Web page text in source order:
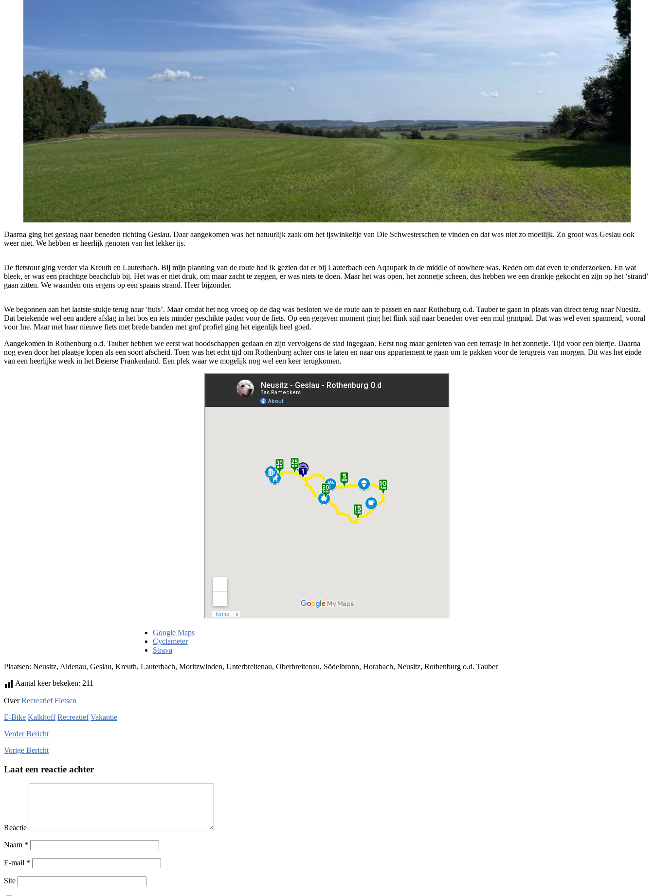
Daarna ging het gestaag naar beneden richting Geslau. Daar aangekomen was het natuurlijk zaak om het ijswinkeltje van Die Schwesterschen te vinden en dat was niet zo moeilijk. Zo groot was Geslau ook
weer niet. We hebben er heerlijk genoten van het lekker ijs.
De fietstour ging verder via Kreuth en Lauterbach. Bij mijn planning van de route had ik gezien dat er bij Lauterbach een Aqaupark in de middle of nowhere was. Reden om dat even te onderzoeken. En wat
bleek, er was een prachtige beachclub bij. Het was er niet druk, om maar zacht te zeggen, er was niets te doen. Maar het was open, het zonnetje scheen, dus hebben we een drankje gekocht en zijn op het ‘strand’
gaan zitten. We waanden ons ergens op een spaans strand. Heer bijzonder.
We begonnen aan het laatste stukje terug naar ‘huis’. Maar omdat het nog vroeg op de dag was besloten we de route aan te passen en naar Rotheburg o.d. Tauber te gaan in plaats van direct terug naar Nuesitz.
Dat betekende wel een andere afslag in het bos en iets minder geschikte paden voor de fiets. Op een gegeven moment ging het flink stijl naar beneden over een mul grintpad. Dat was wel even spannend, vooral
voor Ine. Maar met haar nieuwe fiets met brede banden met grof profiel ging het eigenlijk heel goed.
Aangekomen in Rothenburg o.d. Tauber hebben we eerst wat boodschappen gedaan en zijn vervolgens de stad ingegaan. Eerst nog maar genieten van een terrasje in het zonnetje. Tijd voor een biertje. Daarna
nog even door het plaatsje lopen als een soort afscheid. Toen was het echt tijd om Rothenburg achter ons te laten en naar ons appartement te gaan om te pakken voor de terugreis van morgen. Dit was het einde
van een heerlijke week in het Beierse Frankenland. Een plek waar we mogelijk nog wel een keer terugkomen.
Google Maps
Cyclemeter
Strava
Plaatsen: Neusitz, Aidenau, Geslau, Kreuth, Lauterbach, Moritzwinden, Unterbreitenau, Oberbreitenau, Södelbronn, Horabach, Neusitz, Rothenburg o.d. Tauber
Aantal keer bekeken: 211
OverRecreatief Fietsen
E-Bike Kalkhoff Recreatief Vakantie
VerderBericht
Vorige Bericht
Laat een reactie achter
Reactie
Naam *
E-mail *
Site